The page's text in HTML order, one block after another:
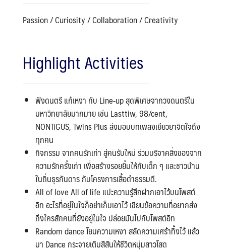
Passion / Curiosity / Collaboration / Creativity
Highlight Activities
ฟังดนตรี แก้เหงา กับ Line-up สุดพิเศษจากวงดนตรีใน
มหาวิทยาลัยมากมาย เช่น Lasttiw, 98/cent,
NONTiGUS, Twins Plus ส่งมอบบทเพลงเยียวยาจิตใจถึง
ทุกคน
กิจกรรม จากคนรักเก่า สู่คนรับใหม่ ร่วมบริจาคสิ่งของจาก
ความรักครั้งเก่า เพื่อสร้างรอยยิ้มให้กับเด็ก ๆ และชาวบ้าน
ในถิ่นธุรกันดาร กับโครงการเสื้อดำธรรมดี.
All of love All of life แปะความรู้สึกฝากเอาไว้บนโพสต์
อิท อะไรที่อยู่ในใจก็อย่าเก็บเอาไว้ เขียนข้อความที่อยากส่ง
ถึงใครสักคนที่ยังอยู่ในใจ ปล่อยมันไปกับโพสต์อิท
Random dance โยนความเหงา สลัดความเศร้าทิ้งไว้ แล้ว
มา Dance กระจายเติมสีสันให้ชีวิตหนุ่มสาวโสด